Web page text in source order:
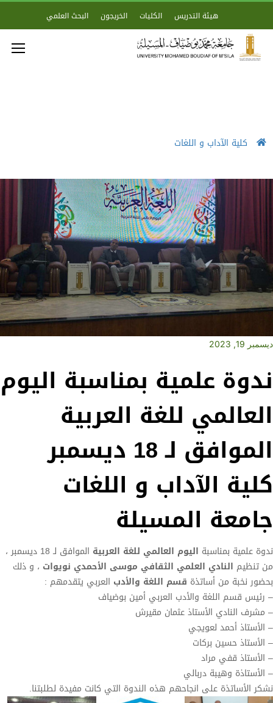
هيئة التدريس الكليات الخريجون البحث العلمي
كلية الآداب و اللغات
ديسمبر 19, 2023
ندوة علمية بمناسبة اليوم
العالمي للغة العربية
الموافق لـ 18 ديسمبر
كلية الآداب و اللغات
جامعة المسيلة
ندوة علمية بمناسبة اليوم العالمي للغة العربية
الموافق لـ 18 ديسمبر ،
من تنظيم النادي العلمي الثقافي موسى الأحمدي نويوات ، و ذلك
بحضور نخبة من أساتذة قسم اللغة والأدب العربي يتقدمهم :
– رئيس قسم اللغة والأدب العربي أمين بوضياف
– مشرف النادي الأستاذ عثمان مقيرش
– الأستاذ أحمد لعويجي
– الأستاذ حسين بركات
– الأستاذ قفي مراد
– الأستاذة وهيبة دربالي
نشكر الأساتذة على انجاحهم هذه الندوة التي كانت مفيدة لطلبتنا.